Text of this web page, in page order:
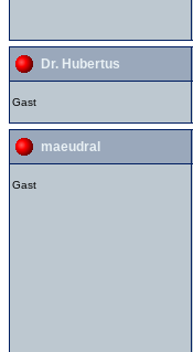
Dr. Hubertus
Gast
maeudral
Gast